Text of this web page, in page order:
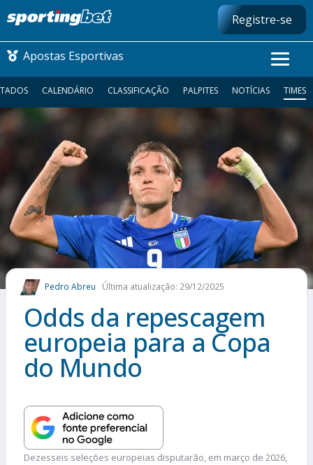
Registre-se
Apostas Esportivas
FUTEBOL NACIONAL
FUTEBOL INTERNACIONAL
COMO APOSTAR
MAIS ESPORTES
CALENDÁRIO CLASSIFICAÇÃO PALPITES NOTÍCIAS TIMES
Pedro Abreu Última atualização: 29/12/2025
Odds da repescagem
europeia para a Copa
do Mundo
Dezesseis seleções europeias disputarão, em março de 2026,